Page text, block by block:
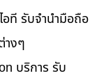
อที รับจำนำมือถือ
างๆ
บริการ รับ